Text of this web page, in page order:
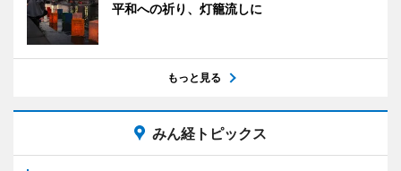
平和への祈り、灯籠流しに
もっと見る
みん経トピックス